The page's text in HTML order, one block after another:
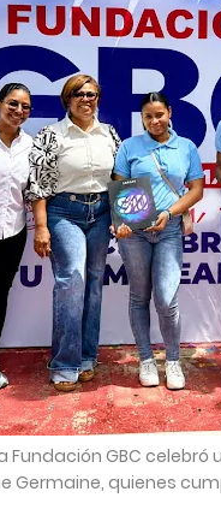
Fundación GBC
Germaine, quienes